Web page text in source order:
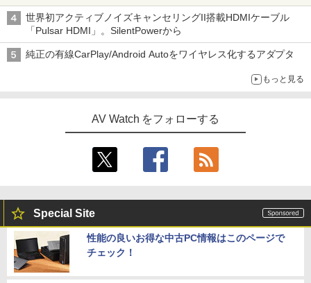
世界初アクティブノイズキャンセリングII搭載HDMIケーブル
「Pulsar HDMI」。SilentPowerから
純正の有線CarPlay/Android Autoをワイヤレス化するアダプタ
もっと見る
AV Watch をフォローする
Special Site
性能の良いお得な中古PC情報はこのページで
チェック！